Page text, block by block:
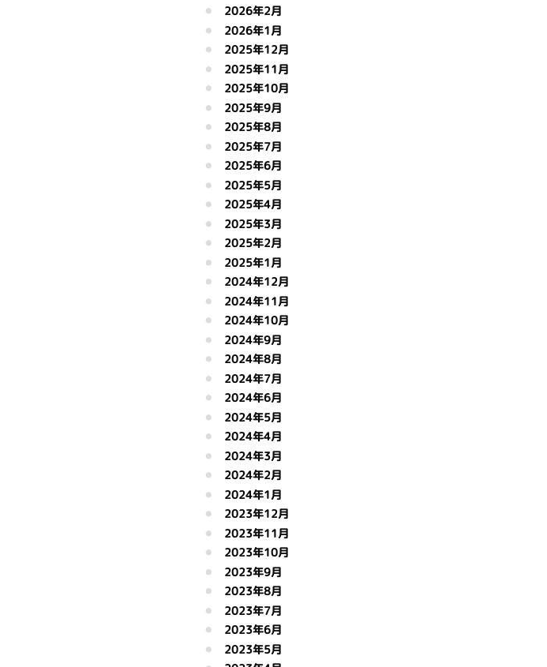
2026年2月
2026年1月
2025年12月
2025年11月
2025年10月
2025年9月
2025年8月
2025年7月
2025年6月
2025年5月
2025年4月
2025年3月
2025年2月
2025年1月
2024年12月
2024年11月
2024年10月
2024年9月
2024年8月
2024年7月
2024年6月
2024年5月
2024年4月
2024年3月
2024年2月
2024年1月
2023年12月
2023年11月
2023年10月
2023年9月
2023年8月
2023年7月
2023年6月
2023年5月